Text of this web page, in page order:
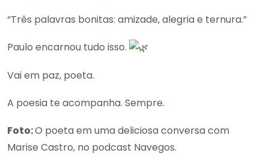
“Três palavras bonitas: amizade, alegria e ternura.”
Paulo encarnou tudo isso.
Vai em paz, poeta.
A poesia te acompanha. Sempre.
Foto:O poeta em uma deliciosa conversa com
Marise Castro, no podcast Navegos.